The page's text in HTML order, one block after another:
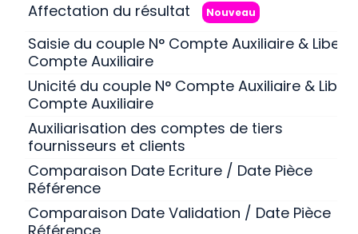
Affectation du résultat
Nouveau
Saisie du couple N° Compte Auxiliaire & Libellé
Compte Auxiliaire
Unicité du couple N° Compte Auxiliaire &
Compte Auxiliaire
Auxiliarisation des comptes de tiers
fournisseurs et clients
Comparaison Date Ecriture / Date Pièce
Référence
Comparaison Date Validation / Date Pièce